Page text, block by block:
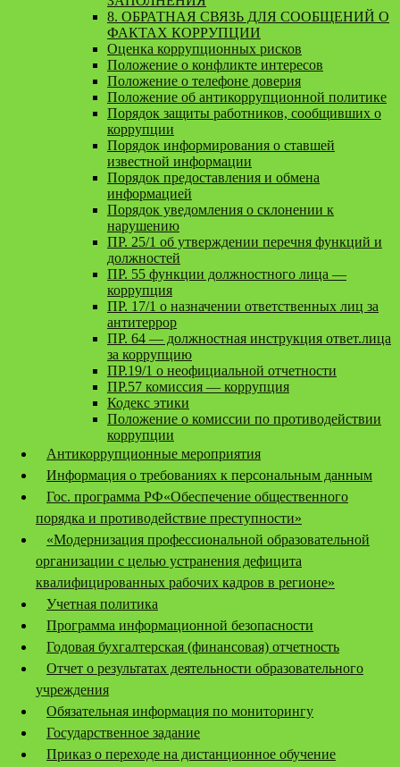
8. ОБРАТНАЯ СВЯЗЬ ДЛЯ СООБЩЕНИЙ О
ФАКТАХ КОРРУПЦИИ
Оценка коррупционных рисков
Положение о конфликте интересов
Положение о телефоне доверия
Положение об антикоррупционной политике
Порядок защиты работников, сообщивших о
коррупции
Порядок информирования о ставшей
известной информации
Порядок предоставления и обмена
информацией
Порядок уведомления о склонении к
нарушению
ПР. 25/1 об утверждении перечня функций и
должностей
ПР. 55 функции должностного лица —
коррупция
ПР. 17/1 о назначении ответственных лиц за
антитеррор
ПР. 64 — должностная инструкция ответ.лица
за коррупцию
ПР.19/1 о неофициальной отчетности
ПР.57 комиссия — коррупция
Кодекс этики
Положение о комиссии по противодействии
коррупции
Антикоррупционные мероприятия
Информация о требованиях к персональным данным
Гос. программа РФ«Обеспечение общественного
порядка и противодействие преступности»
«Модернизация профессиональной образовательной
организации с целью устранения дефицита
квалифицированных рабочих кадров в регионе»
Учетная политика
Программа информационной безопасности
Годовая бухгалтерская (финансовая) отчетность
Отчет о результатах деятельности образовательного
учреждения
Обязательная информация по мониторингу
Государственное задание
Приказ о переходе на дистанционное обучение